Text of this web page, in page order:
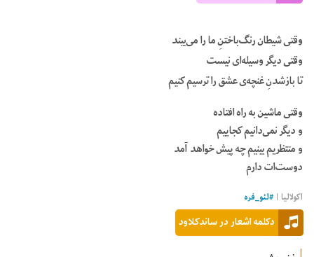
وقتی شیطان رنگ‌باختنِ ما را می‌بیند
وقتی دیگر وسیله‌ای نیست
تا بازشدنِ غنچه‌ی عشق را ترسیم کنیم
وقتی ماشین به راه افتاده
و دیگر نمی‌دانیم کجاییم
و منتظریم بینیم چه پیش خواهد آمد
دوست‌ات دارم
اکولالیا |
#لئو_فره
دکلمه اشعار در ساندکلاود